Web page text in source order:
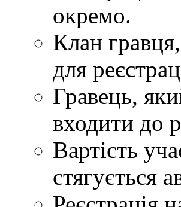
окремо.
Клан
для
Гравець,
входити до
Вартість
стягується